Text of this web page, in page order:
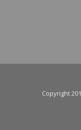
© Copyright